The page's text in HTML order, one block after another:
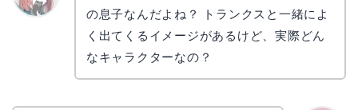
の息子なんだよね？ トランクスと一緒によ
く出てくるイメージがあるけど、実際どん
なキャラクターなの？